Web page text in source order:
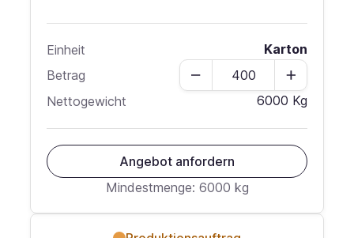
Einheit
Karton
Betrag
Menge
Nettogewicht 6000 Kg
Angebot anfordern
Mindestmenge: 6000 kg